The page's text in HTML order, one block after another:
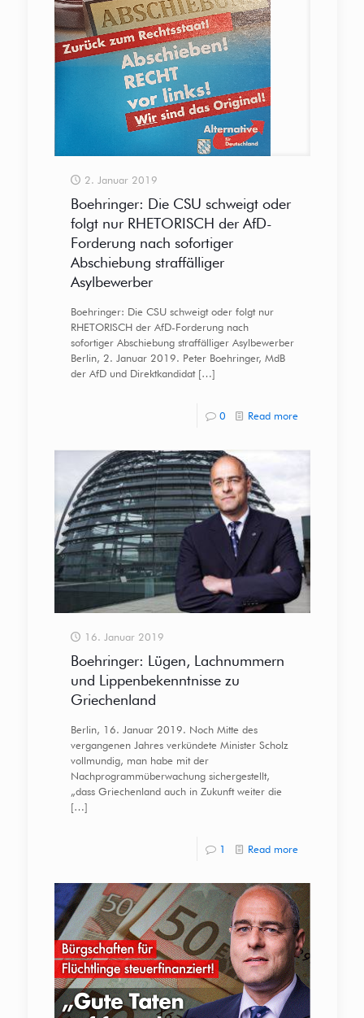
2. Januar 2019
Boehringer: Die CSU schweigt oder
folgt nur RHETORISCH der AfD-
Forderung nach sofortiger
Abschiebung straffälliger
Asylbewerber
Boehringer: Die CSU schweigt oder folgt nur
RHETORISCH der AfD-Forderung nach
sofortiger Abschiebung straffälliger Asylbewerber
Berlin, 2. Januar 2019. Peter Boehringer, MdB
der AfD und Direktkandidat[…]
0 Read more
16. Januar 2019
Boehringer: Lügen, Lachnummern
und Lippenbekenntnisse zu
Griechenland
Berlin, 16. Januar 2019. Noch Mitte des
vergangenen Jahres verkündete Minister Scholz
vollmundig, man habe mit der
Nachprogrammüberwachung sichergestellt,
„dass Griechenland auch in Zukunft weiter die
[…]
1 Read more